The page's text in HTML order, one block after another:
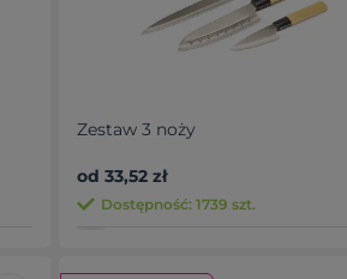
Zestaw 3 noży
od 33,52 zł
Dostępność: 1739 szt.